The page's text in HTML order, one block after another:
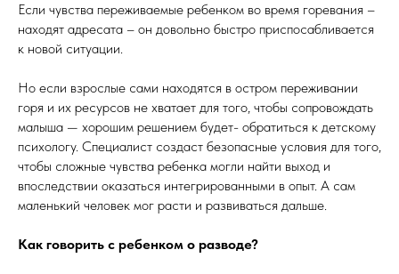
Если чувства переживаемые ребенком во время горевания –
находят адресата – он довольно быстро приспосабливается
к новой ситуации.
Но если взрослые сами находятся в остром переживании
горя и их ресурсов не хватает для того, чтобы сопровождать
малыша — хорошим решением будет- обратиться к детскому
психологу. Специалист создаст безопасные условия для того,
чтобы сложные чувства ребенка могли найти выход и
впоследствии оказаться интегрированными в опыт. А сам
маленький человек мог расти и развиваться дальше.
Как говорить с ребенком о разводе?